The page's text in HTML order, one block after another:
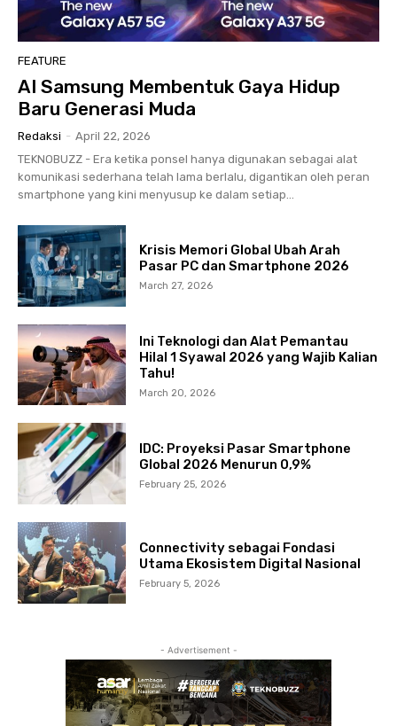
FEATURE
AI Samsung Membentuk Gaya Hidup
Baru Generasi Muda
Redaksi - April 22, 2026
TEKNOBUZZ - Era ketika ponsel hanya digunakan sebagai alat
komunikasi sederhana telah lama berlalu, digantikan oleh peran
smartphone yang kini menyusup ke dalam setiap...
Krisis Memori Global Ubah Arah
Pasar PC dan Smartphone 2026
March 27, 2026
Ini Teknologi dan Alat Pemantau
Hilal 1 Syawal 2026 yang Wajib Kalian
Tahu!
March 20, 2026
IDC: Proyeksi Pasar Smartphone
Global 2026 Menurun 0,9%
February 25, 2026
Connectivity sebagai Fondasi
Utama Ekosistem Digital Nasional
February 5, 2026
- Advertisement -